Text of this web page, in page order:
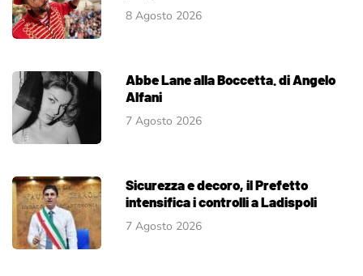
8 Agosto 2026
Abbe Lane alla Boccetta. di Angelo
Alfani
7 Agosto 2026
Sicurezza e decoro, il Prefetto
intensifica i controlli a Ladispoli
7 Agosto 2026